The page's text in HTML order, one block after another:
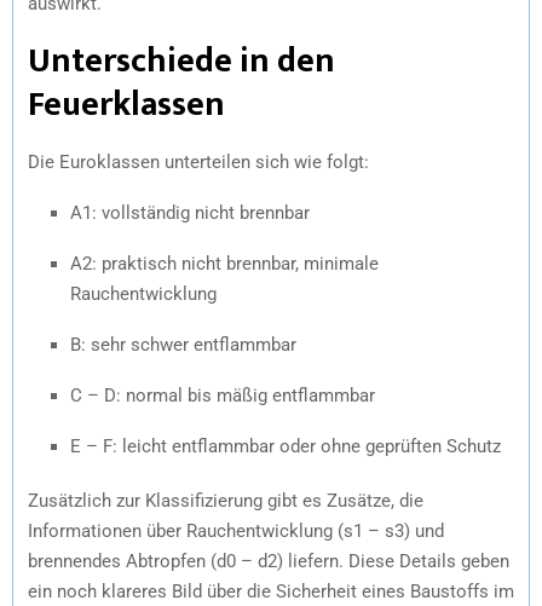
Unterschiede in den
Feuerklassen
Die Euroklassen unterteilen sich wie folgt:
A1: vollständig nicht brennbar
A2: praktisch nicht brennbar, minimale
Rauchentwicklung
B: sehr schwer entflammbar
C – D: normal bis mäßig entflammbar
E – F: leicht entflammbar oder ohne geprüften Schutz
Zusätzlich zur Klassifizierung gibt es Zusätze, die
Informationen über Rauchentwicklung (s1 – s3) und
brennendes Abtropfen (d0 – d2) liefern. Diese Details geben
ein noch klareres Bild über die Sicherheit eines Baustoffs im